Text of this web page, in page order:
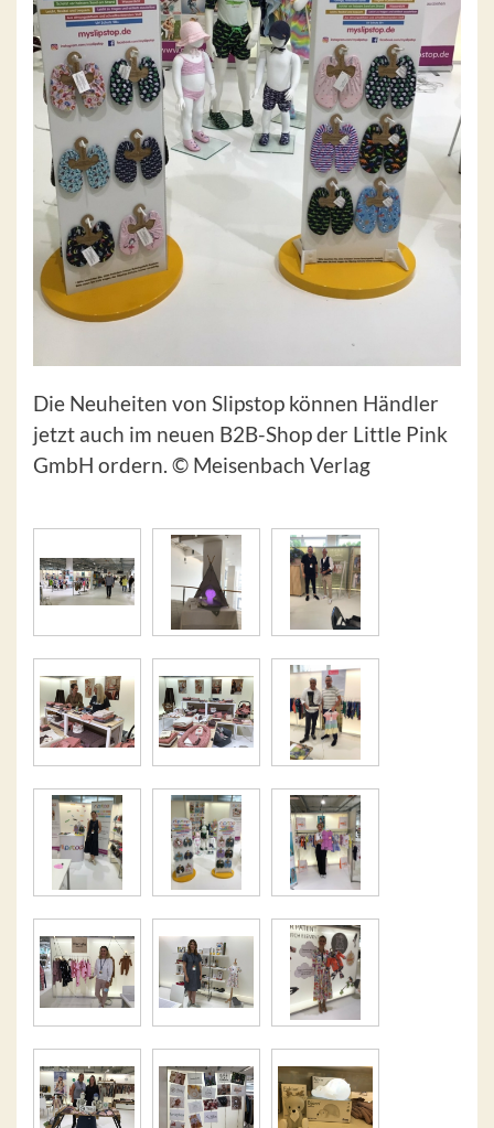
Die Neuheiten von Slipstop können Händler
jetzt auch im neuen B2B-Shop der Little Pink
GmbH ordern. © Meisenbach Verlag